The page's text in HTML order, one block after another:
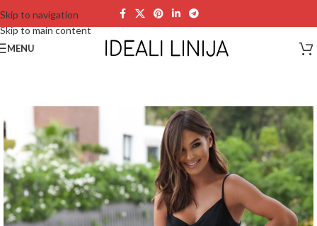
Skip to navigation
Skip to main content
MENU